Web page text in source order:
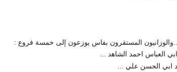
...والوزانيون المستقرون بفاس يوزعون إلى خمسة فروع :
ابي العباس احمد الشاهد ...
ابي الحسن علي ...